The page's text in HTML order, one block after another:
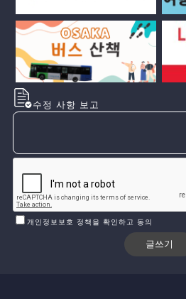
수정 사항 보고
개인정보보호 정책을 확인하고 동의